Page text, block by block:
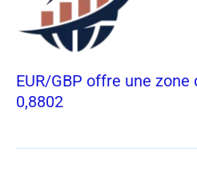
EUR/GBP offre une zone
0,8802